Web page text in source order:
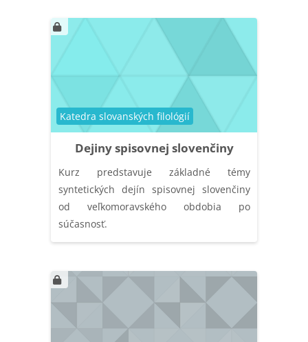
Dejiny spisovnej slovenčiny
Catégorie de cours
Katedra slovanských filológií
Kurz predstavuje základné témy
syntetických dejín spisovnej slovenčiny
od veľkomoravského obdobia po
súčasnosť.